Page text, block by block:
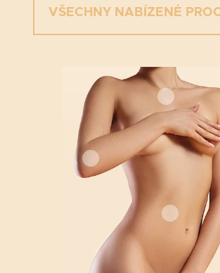
VŠECHNY NABÍZENÉ